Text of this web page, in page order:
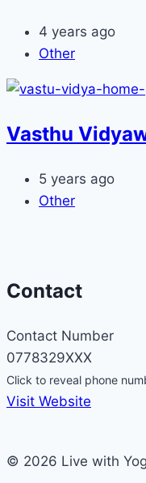
4 years ago
Other
Vasthu
5 years ago
Other
Contact
Contact Number
0778329XXX
Click to reveal phone
Visit Website
© 2026 Live with